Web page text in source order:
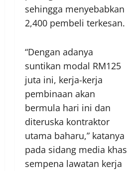
sehingga menyebabkan
2,400 pembeli terkesan.
“Dengan adanya
suntikan modal RM125
juta ini, kerja-kerja
pembinaan akan
bermula hari ini dan
diteruska kontraktor
utama baharu,” katanya
pada sidang media khas
sempena lawatan kerja